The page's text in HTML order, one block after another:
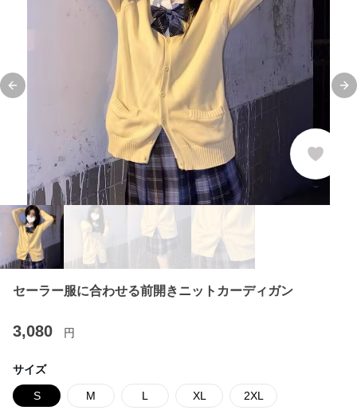
Previous slide
セーラー服に合わせる前開きニットカーディガン
3,080 円
サイズ
S M L XL 2XL